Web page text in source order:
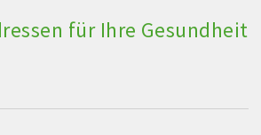
für Ihre Gesundheit